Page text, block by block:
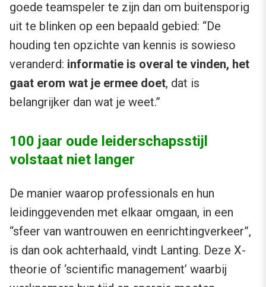
goede teamspeler te zijn dan om buitensporig
uit te blinken op een bepaald gebied: “De
houding ten opzichte van kennis is sowieso
veranderd: informatie is overal te vinden, het
gaat erom wat je ermee doet, dat is
belangrijker dan wat je weet.”
100 jaar oude leiderschapsstijl
volstaat niet langer
De manier waarop professionals en hun
leidinggevenden met elkaar omgaan, in een
“sfeer van wantrouwen en eenrichtingverkeer”,
is dan ook achterhaald, vindt Lanting. Deze X-
theorie of ‘scientific management’ waarbij